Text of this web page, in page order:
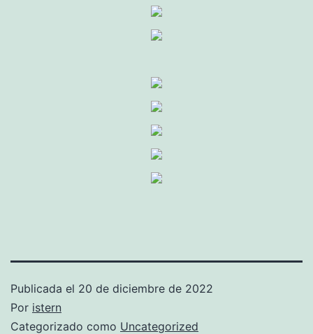
Publicada el 20 de diciembre de 2022
Por istern
Categorizado como Uncategorized